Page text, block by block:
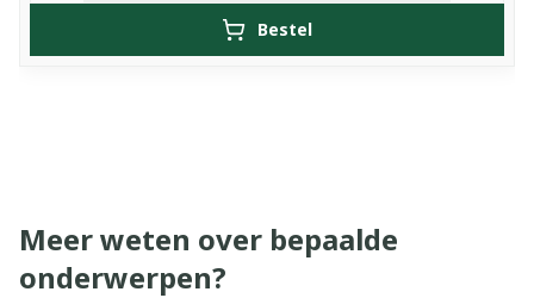
Bestel
Meer weten over bepaalde
onderwerpen?